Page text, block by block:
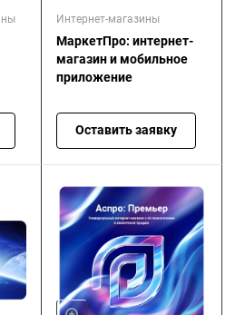
Интернет-магазины
МаркетПро: интернет-
магазин и мобильное
приложение
Оставить заявку